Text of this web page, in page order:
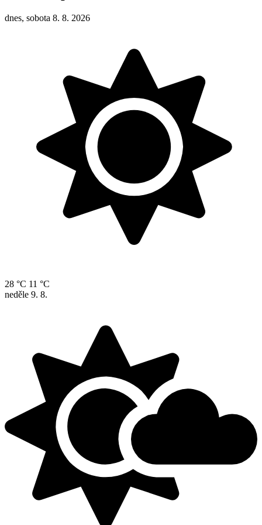
dnes, sobota 8. 8. 2026
28 °C 11 °C
neděle 9. 8.